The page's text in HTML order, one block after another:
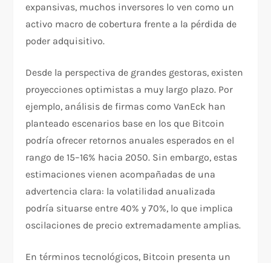
expansivas, muchos inversores lo ven como un
activo macro de cobertura frente a la pérdida de
poder adquisitivo.
Desde la perspectiva de grandes gestoras, existen
proyecciones optimistas a muy largo plazo. Por
ejemplo, análisis de firmas como VanEck han
planteado escenarios base en los que Bitcoin
podría ofrecer retornos anuales esperados en el
rango de 15–16% hacia 2050. Sin embargo, estas
estimaciones vienen acompañadas de una
advertencia clara: la volatilidad anualizada
podría situarse entre 40% y 70%, lo que implica
oscilaciones de precio extremadamente amplias.
En términos tecnológicos, Bitcoin presenta un